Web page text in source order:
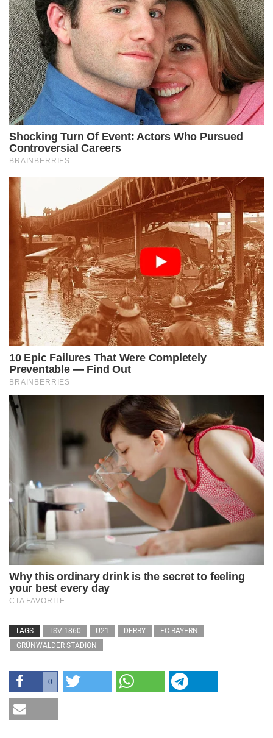
TAGS TSV 1860 U21 DERBY
FC BAYERN
GRÜNWALDER STADION
0